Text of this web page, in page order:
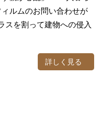
ルムのお問い合わせが
を割って建物への侵入
詳しく見る